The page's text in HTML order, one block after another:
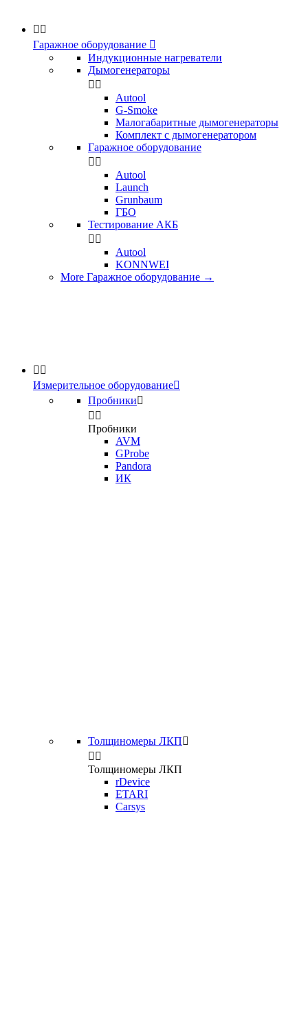
 
Гаражное оборудование 
Индукционные нагреватели
Дымогенераторы
 
Аutool
G-Smoke
Малогабаритные дымогенераторы
Комплект с дымогенератором
Гаражное оборудование
 
Autool
Launch
Grunbaum
ГБО
Тестирование АКБ
 
Autool
KONNWEI
More Гаражное оборудование →
 
Измерительное оборудование
Пробники
 
Пробники
AVM
GProbe
Pandora
ИК
Толщиномеры ЛКП
 
Толщиномеры ЛКП
rDevice
ETARI
Carsys